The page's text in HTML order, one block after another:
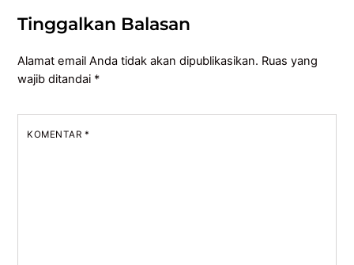
Tinggalkan Balasan
Alamat email Anda tidak akan dipublikasikan. Ruas yang
wajib ditandai *
KOMENTAR *